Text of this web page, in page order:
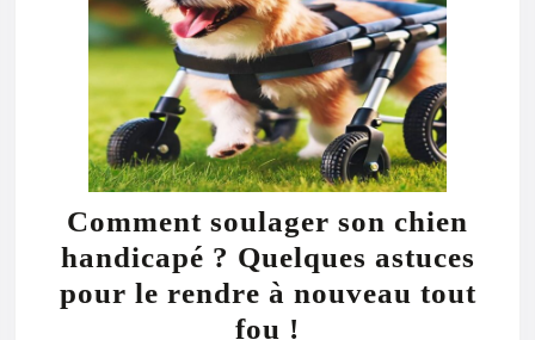
Comment soulager son chien
handicapé ? Quelques astuces
pour le rendre à nouveau tout
fou !